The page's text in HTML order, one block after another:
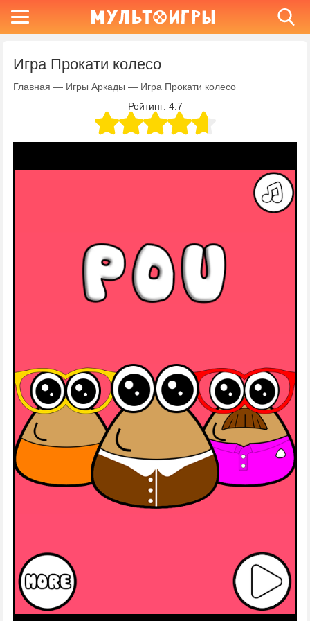
Игра Прокати колесо
Главная — Игры Аркады — Игра Прокати колесо
Рейтинг: 4.7